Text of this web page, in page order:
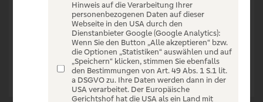
Zur Startseite
Hinweis auf die Verarbeitung Ihrer
personenbezogenen Daten auf dieser
Webseite in den USA durch den
Dienstanbieter Google (Google Analytics):
Wenn Sie den Button „Alle akzeptieren“ bzw.
die Optionen „Statistiken“ auswählen und auf
„Speichern“ klicken, stimmen Sie ebenfalls
den Bestimmungen von Art. 49 Abs. 1 S.1 lit.
a DSGVO zu. Ihre Daten werden dann in der
USA verarbeitet. Der Europäische
Gerichtshof hat die USA als ein Land mit